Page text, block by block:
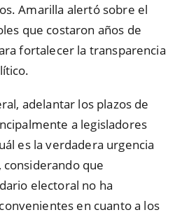
Amarilla alertó sobre el
que costaron años de
fortalecer la transparencia
adelantar los plazos de
a legisladores
es la verdadera urgencia
que
electoral no ha
en cuanto a los